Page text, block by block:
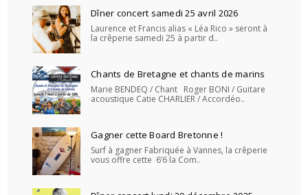
Dîner concert samedi 25 avril 2026
Laurence et Francis alias « Léa Rico » seront à
la crêperie samedi 25 à partir d..
Chants de Bretagne et chants de marins
Marie BENDEQ / Chant Roger BONI / Guitare
acoustique Catie CHARLIER / Accordéo..
Gagner cette Board Bretonne !
Surf à gagner Fabriquée à Vannes, la crêperie
vous offre cette 6’6 la Com..